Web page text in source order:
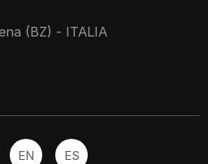
(BZ) - ITALIA
EN ES